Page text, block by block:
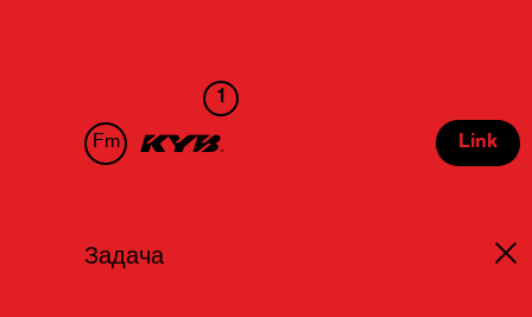
Fm
1
Link
Задача